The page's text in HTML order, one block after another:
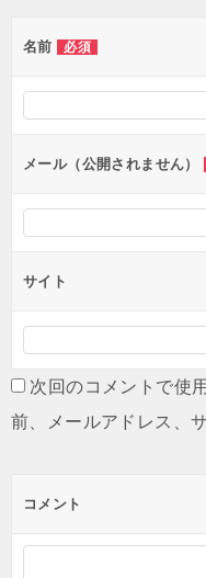
ー
シ
ン
名前 必須
メール（公開されません）
サイト
次回のコメントで使
前、メールアドレス、
コメント